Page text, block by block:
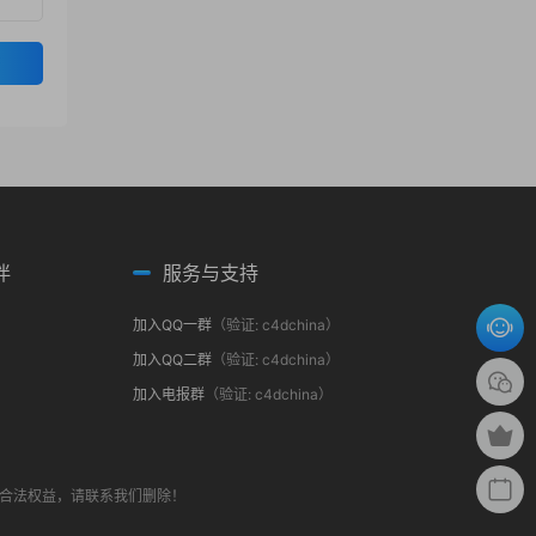
服务与支持
加入QQ一群（验证: c4dchina）
加入QQ二群（验证: c4dchina）
加入电报群（验证: c4dchina）
法权益，请联系我们删除！